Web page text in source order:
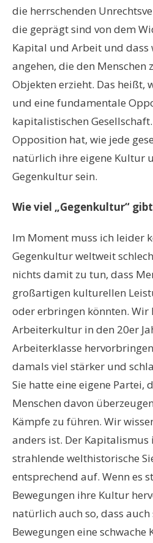
die herrschenden
die geprägt sind von dem
Kapital und Arbeit und dass
angehen, die den Menschen
Objekten erzieht. Das heißt,
und eine fundamentale
kapitalistischen
Opposition hat, wie jede
natürlich ihre eigene Kultur
Gegenkultur sein.
Wie viel „Gegenkultur“
Im Moment muss ich leider
Gegenkultur weltweit
nichts damit zu tun, dass
großartigen kulturellen
oder erbringen könnten. Wir
Arbeiterkultur in den 20er
Arbeiterklasse
damals viel stärker und
Sie hatte eine eigene Partei,
Menschen davon
Kämpfe zu führen. Wir
anders ist. Der
strahlende welthistorische
entsprechend auf. Wenn es
Bewegungen ihre Kultur
natürlich auch so, dass auch
Bewegungen eine schwache